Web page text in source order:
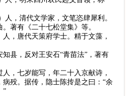
人，清代文学家，文笔恣肆犀利。
著有《二十七松堂集》等。
，唐代天策府学士。精于文藻，
县，反对王安石“青苗法”，著有
，七岁能写，年二十入京献诗，
殁。据传，隐士陈抟是之曰：“余
”